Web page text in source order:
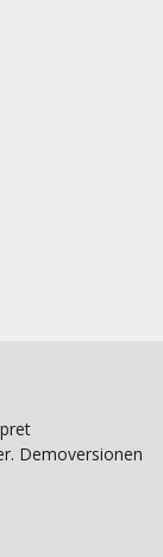
Demoversionen